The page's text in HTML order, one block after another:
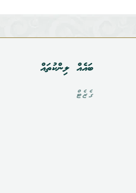
ބައެއް ލިންކުތައް
ގެޒެޓް